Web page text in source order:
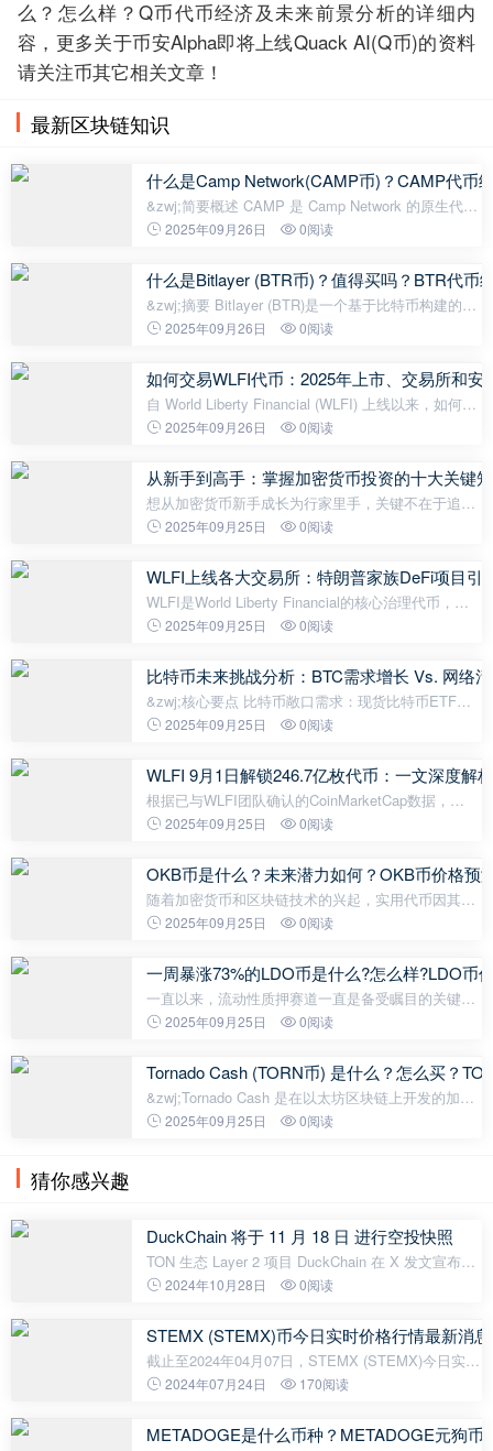
么？怎么样？Q币代币经济及未来前景分析的详细内
容，更多关于币安Alpha即将上线Quack AI(Q币)的资料
请关注币其它相关文章！
最新区块链知识
什么是Camp Network(CAMP币)？CAMP代币
&zwj;简要概述 CAMP 是 Camp Network 的原生代
币，该项目专注于构建具有模块化架构的下一代区块
押、交易费用以及激励网络参与者
2025年09月26日 0阅读
什么是Bitlayer (BTR币)？值得买吗？BTR代币
&zwj;摘要 Bitlayer (BTR)是一个基于比特币构建的开
创性Layer 2解决方案，利用BitVM范式提供具有与比
兼容平台，它使开发者能够
2025年09月26日 0阅读
如何交易WLFI代币：2025年上市、交易所和安
自 World Liberty Financial (WLFI) 上线以来，如何交
易 WLFI 代币已成为热门话题。这份面向初学者的指
将资产存储在非托管钱
2025年09月26日 0阅读
从新手到高手：掌握加密货币投资的十大关键
想从加密货币新手成长为行家里手，关键不在于追涨
杀跌，而是扎实掌握核心知识，市场永远有机会，但
言，了解KYC认证、稳定币、转账注意
2025年09月25日 0阅读
WLFI上线各大交易所：特朗普家族DeFi项目引
WLFI是World Liberty Financial的核心治理代币，旨
在通过DeFi协议推动美元的全球主导地位。该项目成
头，特朗普家族深度参与：唐纳德&
2025年09月25日 0阅读
比特币未来挑战分析：BTC需求增长 Vs. 网络
&zwj;核心要点 比特币敞口需求：现货比特币ETF持
续资金流入，以及 “Strategy” 等数字资产财库工具的
求。尽管这可能导致持仓
2025年09月25日 0阅读
WLFI 9月1日解锁246.7亿枚代币：一文深度解
根据已与WLFI团队确认的CoinMarketCap数据，
World Liberty Financial (WLFI) 将于2025年9月1日
有246.7亿枚WLFI代币解锁，占其1000亿
2025年09月25日 0阅读
OKB币是什么？未来潜力如何？OKB币价格预
随着加密货币和区块链技术的兴起，实用代币因其在
数字生态系统中提供独特利益和激励的能力而迅速受
关注的代币，它是一种与 OKX
2025年09月25日 0阅读
一周暴涨73%的LDO币是什么?怎么样?LDO币
一直以来，流动性质押赛道一直是备受瞩目的关键领
域。近期，该赛道的龙头 Lido（LDO）更是展现出强
至8 月 12 日（UTC+8），LDO 价格在过去一
2025年09月25日 0阅读
Tornado Cash (TORN币) 是什么？怎么买？
&zwj;Tornado Cash 是在以太坊区块链上开发的加密
交易隐私进程，它打破了加密货币发送者和接收者之
2025年09月25日 0阅读
猜你感兴趣
DuckChain 将于 11 月 18 日 进行空投快照
TON 生态 Layer 2 项目 DuckChain 在 X 发文宣布将
于 11 月 18 日 进行空投快照。
2024年10月28日 0阅读
STEMX (STEMX)币今日实时价格行情最新消
截止至2024年04月07日，STEMX (STEMX)今日实时
最新价格是0.001314美元，约等于人民币0.009504
24H最低价$0.001312美元，24H成交额$89,545
2024年07月24日 170阅读
METADOGE是什么币种？METADOGE元狗币